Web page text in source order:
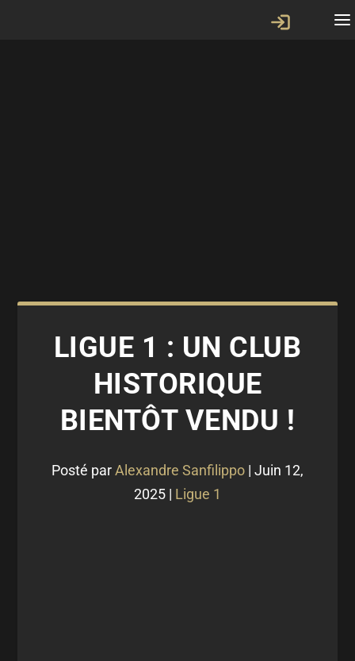
LIGUE 1 : UN CLUB
HISTORIQUE
BIENTÔT VENDU !
Posté parAlexandre Sanfilippo | Juin 12,
2025 | Ligue 1